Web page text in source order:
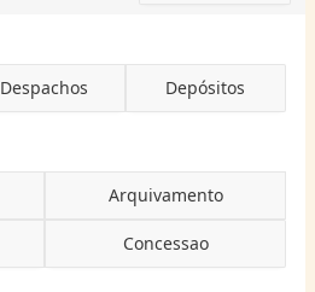
Despachos Depósitos
Arquivamento
Concessao